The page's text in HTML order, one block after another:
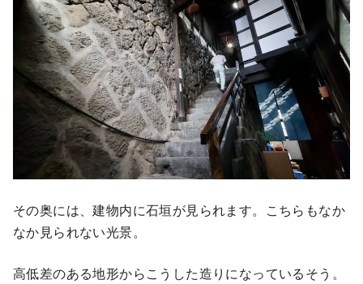
その奥には、建物内に石垣が見られます。こちらもなか
なか見られない光景。
高低差のある地形からこうした造りになっているそう。